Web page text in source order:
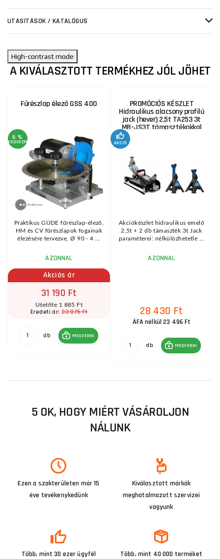
UTASÍTÁSOK / KATALÓGUS
High-contrast mode
A KIVÁLASZTOTT TERMÉKHEZ JÓL JÖHET
Fűrészlap élező GSS 400
6 %
KEDVEZMÉNY
Praktikus GÜDE fűrészlap-élező,
HM és CV fűrészlapok fogainak
élezésére tervezve, Ø 90 - 4 ...
AZONNAL
Akciós ár
31 190 Ft
Ušetříte 1 885 Ft
Eredeti ár:33 075 Ft
db MEGVENNI
PROMÓCIÓS KÉSZLET
Hidraulikus alacsony profilú
jack (hever) 2,5t TA253 3t
MB-JS3T támasztékokkal
AKCIÓ
Akciókészlet hidraulikus emelő
2,5t + 2 db támaszték 3t Jack
paraméterei: nélkülözhetetle ...
AZONNAL
28 430 Ft
ÁFA nélkül 23 496 Ft
db MEGVENNI
5 OK, HOGY MIÉRT VÁSÁROLJON
NÁLUNK
Ezen a szakterületen már 15
éve tevékenykedünk
Kiválasztott márkák
meghatalmazott szervizei
vagyunk
Több, mint 30 ezer ügyfél
Több, mint 40 000 terméket